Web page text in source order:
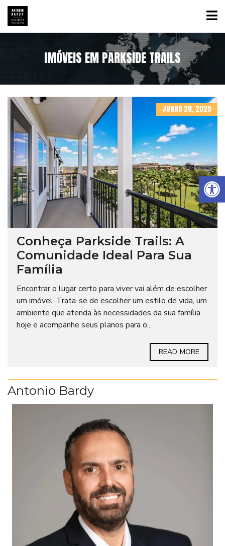
Abrir a barra de ferramentas
IMÓVEIS EM PARKSIDE TRAILS
JUNHO 20, 2025
Conheça Parkside Trails: A
Comunidade Ideal Para Sua
Família
Encontrar o lugar certo para viver vai além de escolher
um imóvel. Trata-se de escolher um estilo de vida, um
ambiente que atenda às necessidades da sua família
hoje e acompanhe seus planos para o...
READ MORE
Antonio Bardy